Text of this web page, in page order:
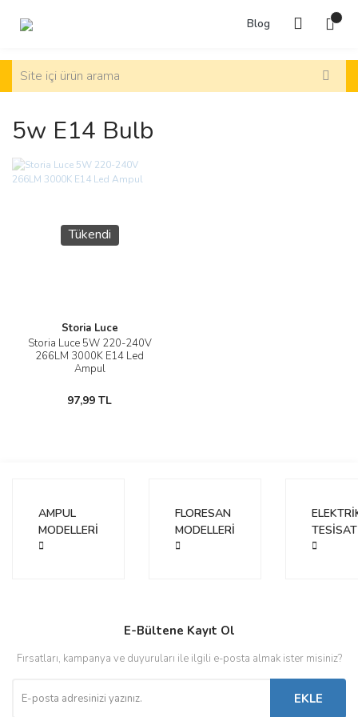
Blog
5w E14 Bulb
Tükendi
Storia Luce
Storia Luce 5W 220-240V
266LM 3000K E14 Led
Ampul
97,99 TL
AMPUL
MODELLERİ
FLORESAN
MODELLERİ
TESİSAT
E-Bültene Kayıt Ol
Fırsatları, kampanya ve duyuruları ile ilgili e-posta almak ister misiniz?
EKLE